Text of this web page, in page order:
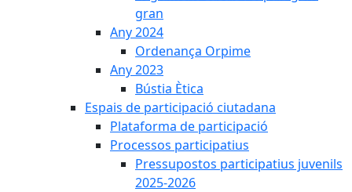
gran
Any 2024
Ordenança Orpime
Any 2023
Bústia Ètica
Espais de participació ciutadana
Plataforma de participació
Processos participatius
Pressupostos participatius juvenils
2025-2026